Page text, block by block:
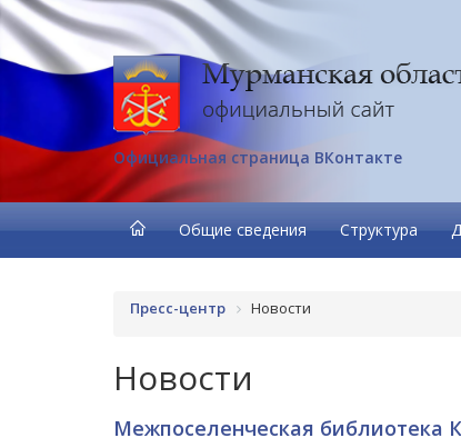
Официальная страница ВКонтакте
Общие сведения Структура
Пресс-центр Новости
Новости
Межпоселенческая библиотека